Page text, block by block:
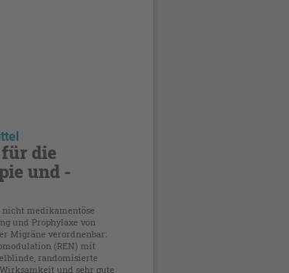
die
und -
nicht medikamentöse
und Prophylaxe von
Migräne verordnenbar:
(REN) mit
randomisierte
und sehr gute